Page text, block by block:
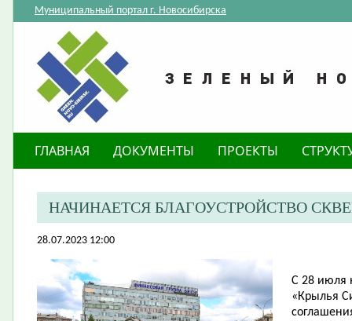
Муниципальный портал г. Новосибирска
ГЛАВНАЯ ДОКУМЕНТЫ ПРОЕКТЫ
НАЧИНАЕТСЯ БЛАГОУСТРОЙСТВО
28.07.2023 12:00
С 28 июля
«Крылья